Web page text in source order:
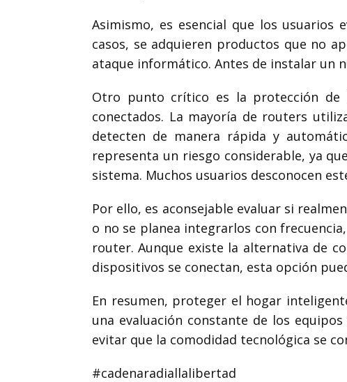
Asimismo, es esencial que los usuarios
casos, se adquieren productos que no
ataque informático. Antes de instalar un
Otro punto crítico es la protección de
conectados. La mayoría de routers
detecten de manera rápida y
representa un riesgo considerable, ya
sistema. Muchos usuarios desconocen
Por ello, es aconsejable evaluar si
o no se planea integrarlos con
router. Aunque existe la alternativa de
dispositivos se conectan, esta opción
En resumen, proteger el hogar
una evaluación constante de los
evitar que la comodidad tecnológica se
#cadenaradiallalibertad